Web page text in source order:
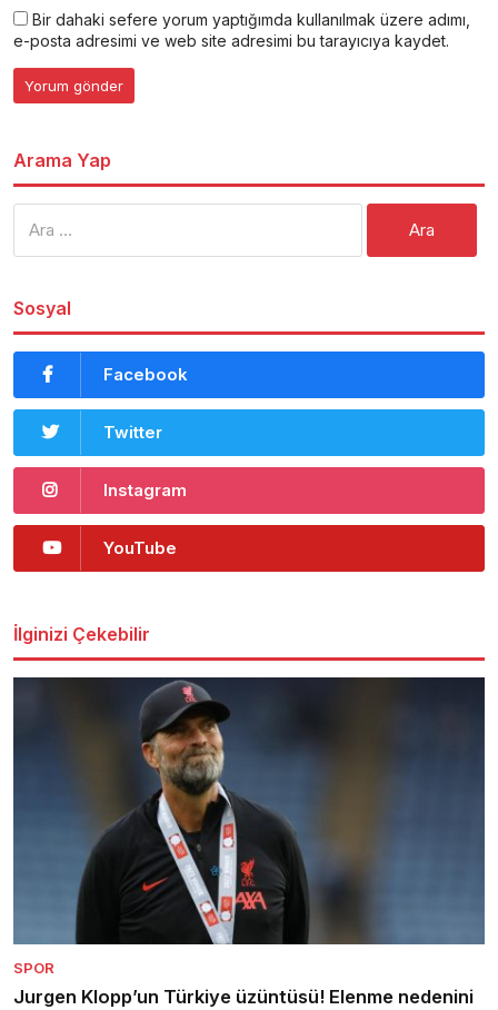
Bir dahaki sefere yorum yaptığımda kullanılmak üzere adımı,
e-posta adresimi ve web site adresimi bu tarayıcıya kaydet.
Arama Yap
Sosyal
Facebook
Twitter
Instagram
YouTube
İlginizi Çekebilir
SPOR
Jurgen Klopp’un Türkiye üzüntüsü! Elenme nedenini